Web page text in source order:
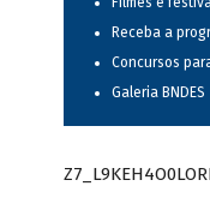
Receba a
Concursos
Galeria BNDES